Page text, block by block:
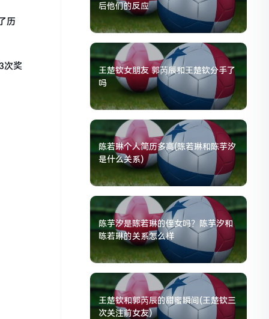
历
次奖
后他们的反应
王楚钦女朋友 郭芮辰和王楚钦分手了
吗
陈若琳个人简历多高(陈若琳和陈芋汐
是什么关系)
陈芋汐是陈若琳的侄女吗？陈芋汐和
陈若琳的关系怎么样
王楚钦和郭芮辰的甜蜜瞬间(王楚钦三
次关注前女友)